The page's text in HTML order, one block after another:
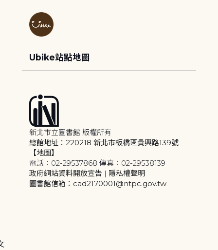
Ubike站點地圖
新北市立圖書館 版權所有
總館地址：220218 新北市板橋區貴興路139號
【地圖】
電話：02-29537868 傳真：02-29538139
政府網站資料開放宣告 | 隱私權聲明
圖書館信箱：cad2170001@ntpc.gov.tw